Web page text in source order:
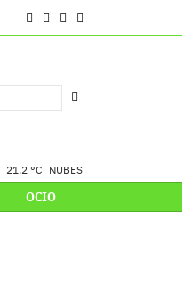
21.2 °C NUBES
OCIO